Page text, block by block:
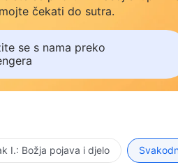
prisutnosti ili skriveno od
otkriti pred Njim, unatoč
radost u svojem duhu, biti
ovo je nezamislivo čudo koje
istinski Bog! To je nepobitan
mogli bismo jedino
Bože! Ti si taj koji je
čekati do sutra.
se s nama preko
I.: Božja pojava i djelo